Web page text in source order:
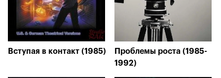
Вступая в контакт (1985)
Проблемы роста (1985-
1992)